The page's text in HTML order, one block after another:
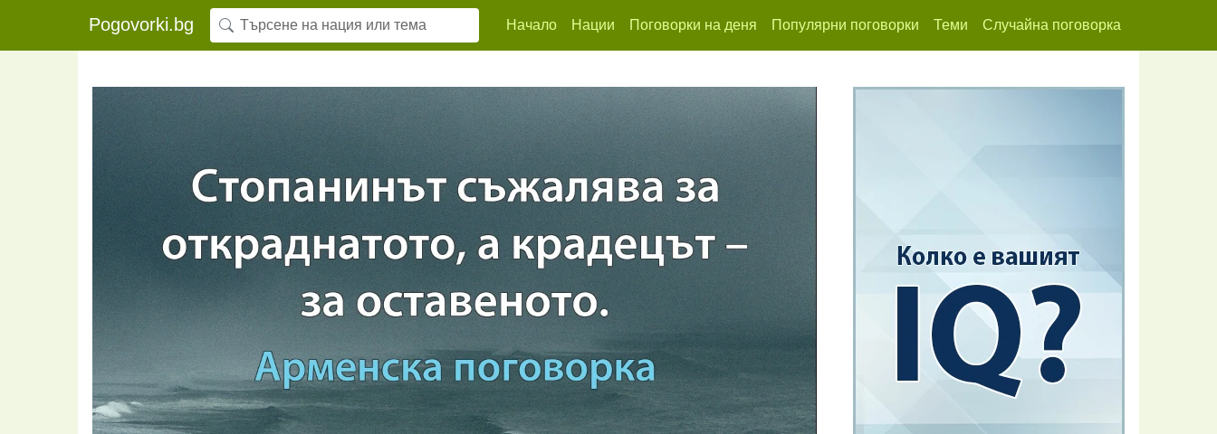
Pogovorki.bg Начало Нации Поговорки на деня Популярни поговорки Теми Случайна поговорка